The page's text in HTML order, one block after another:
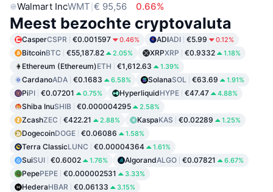
Walmart IncWMT € 95,56 0.66%
Meest bezochte cryptovaluta
CasperCSPR €0.001597 0.46% ADIADI €5.99 0.12%
BitcoinBTC €55,187.82 2.05% XRPXRP €0.9332 1.18%
Ethereum (Ethereum)ETH €1,612.63 1.39%
CardanoADA €0.1683 6.58% SolanaSOL €63.69 1.91%
PiPI €0.07201 0.75% HyperliquidHYPE €47.47 4.88%
Shiba InuSHIB €0.000004295 2.58%
ZcashZEC €422.21 2.88% KaspaKAS €0.02289 1.25%
DogecoinDOGE €0.06086 1.58%
Terra ClassicLUNC €0.00004364 1.61%
SuiSUI €0.6002 1.76% AlgorandALGO €0.07821 6.67%
PepePEPE €0.000002531 3.33%
HederaHBAR €0.06133 3.15%